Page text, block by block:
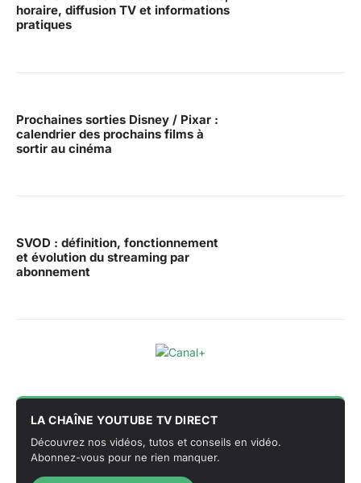
horaire, diffusion TV et informations
pratiques
Prochaines sorties Disney / Pixar :
calendrier des prochains films à
sortir au cinéma
SVOD : définition, fonctionnement
et évolution du streaming par
abonnement
LA CHAÎNE YOUTUBE TV DIRECT
Découvrez nos vidéos, tutos et conseils en vidéo.
Abonnez-vous pour ne rien manquer.